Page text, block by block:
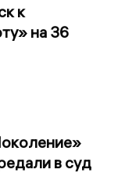
к
на 36
в суд